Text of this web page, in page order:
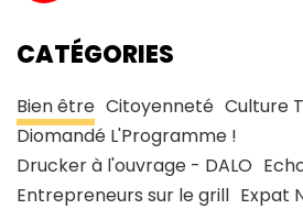
CATÉGORIES
Bien être Citoyenneté Culture
Diomandé L'Programme !
Drucker à l'ouvrage - DALO
Entrepreneurs sur le grill Expat